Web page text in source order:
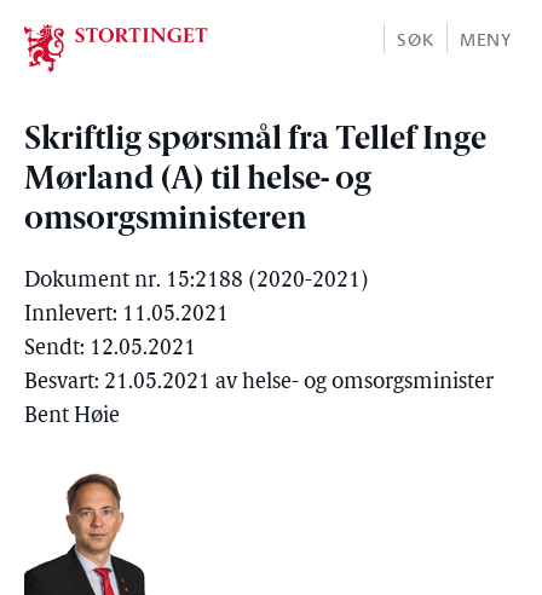
Stortinget.no
SØK MENY
Skriftlig spørsmål fra Tellef Inge
Mørland (A) til helse- og
omsorgsministeren
Dokument nr. 15:2188 (2020-2021)
Innlevert: 11.05.2021
Sendt: 12.05.2021
Besvart: 21.05.2021 av helse- og omsorgsminister
Bent Høie